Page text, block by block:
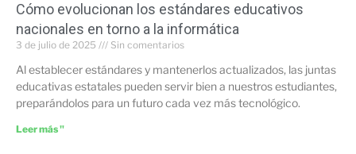
Cómo evolucionan los estándares educativos
nacionales en torno a la informática
3 de julio de 2025 Sin comentarios
Al establecer estándares y mantenerlos actualizados, las juntas
educativas estatales pueden servir bien a nuestros estudiantes,
preparándolos para un futuro cada vez más tecnológico.
Leer más "